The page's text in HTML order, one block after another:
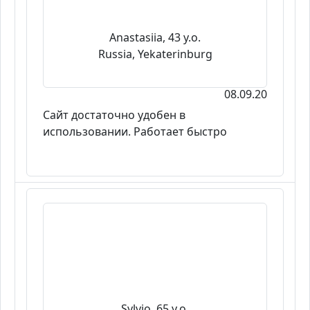
Anastasiia, 43 y.o.
Russia, Yekaterinburg
08.09.20
Сайт достаточно удобен в
использовании. Работает быстро